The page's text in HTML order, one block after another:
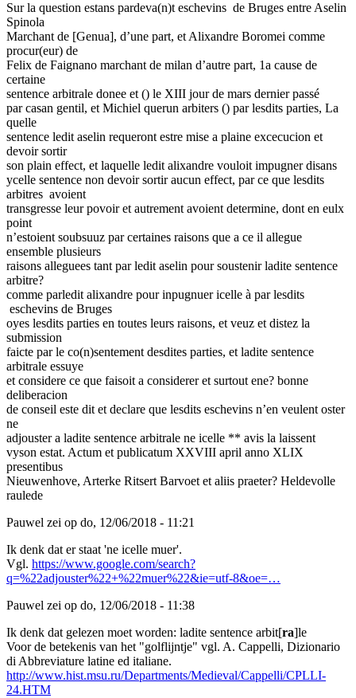
Sur la question estans pardeva(n)t eschevins de Bruges entre Aselin
Spinola
Marchant de [Genua], d’une part, et Alixandre Boromei comme
procur(eur) de
Felix de Faignano marchant de milan d’autre part, 1a cause de
certaine
sentence arbitrale donee et () le XIII jour de mars dernier passé
par casan gentil, et Michiel querun arbiters () par lesdits parties, La
quelle
sentence ledit aselin requeront estre mise a plaine excecucion et
devoir sortir
son plain effect, et laquelle ledit alixandre vouloit impugner disans
ycelle sentence non devoir sortir aucun effect, par ce que lesdits
arbitres avoient
transgresse leur povoir et autrement avoient determine, dont en eulx
point
n’estoient soubsuuz par certaines raisons que a ce il allegue
ensemble plusieurs
raisons alleguees tant par ledit aselin pour soustenir ladite sentence
arbitre?
comme parledit alixandre pour inpugnuer icelle à par lesdits
eschevins de Bruges
oyes lesdits parties en toutes leurs raisons, et veuz et distez la
submission
faicte par le co(n)sentement desdites parties, et ladite sentence
arbitrale essuye
et considere ce que faisoit a considerer et surtout ene? bonne
deliberacion
de conseil este dit et declare que lesdits eschevins n’en veulent oster
ne
adjouster a ladite sentence arbitrale ne icelle ** avis la laissent
vyson estat. Actum et publicatum XXVIII april anno XLIX
presentibus
Nieuwenhove, Arterke Ritsert Barvoet et aliis praeter? Heldevolle
raulede
Pauwel zei op do, 12/06/2018 - 11:21
Ik denk dat er staat 'ne icelle muer'.
Vgl. https://www.google.com/search?
q=%22adjouster%22+%22muer%22&ie=utf-8&oe=…
Pauwel zei op do, 12/06/2018 - 11:38
Ik denk dat gelezen moet worden: ladite sentence arbit[ra]le
Voor de betekenis van het "golflijntje" vgl. A. Cappelli, Dizionario
di Abbreviature latine ed italiane.
http://www.hist.msu.ru/Departments/Medieval/Cappelli/CPLLI-
24.HTM